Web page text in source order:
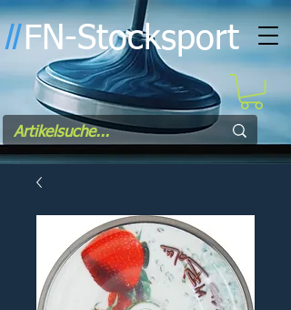
ll FN-Stocksport